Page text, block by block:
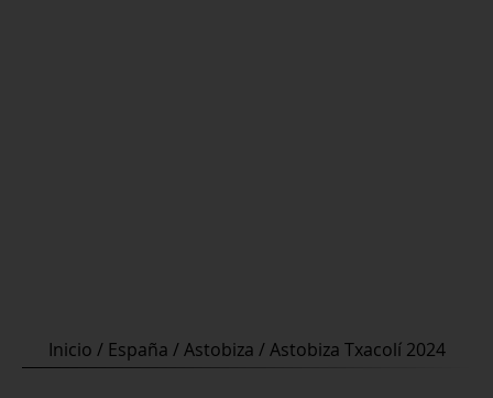
Inicio / España /Astobiza / Astobiza Txacolí 2024